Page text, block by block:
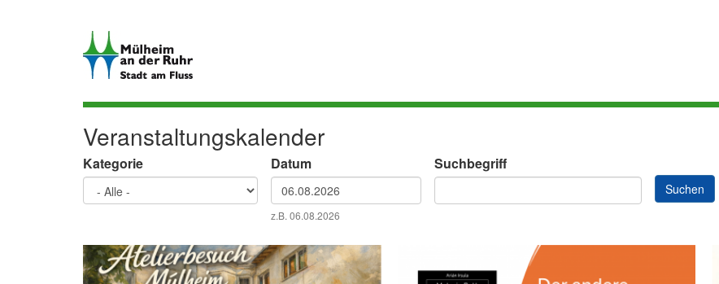
Veranstaltungskalender
Kategorie Datum
Datum
z.B. 06.08.2026
Suchbegriff
Suchen